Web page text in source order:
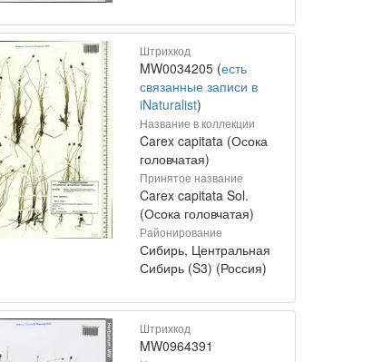
Штрихкод
MW0034205 (есть
связанные записи в
iNaturalist)
Название в коллекции
Carex capitata (Осока
головчатая)
Принятое название
Carex capitata Sol.
(Осока головчатая)
Районирование
Сибирь, Центральная
Сибирь (S3) (Россия)
Штрихкод
MW0964391